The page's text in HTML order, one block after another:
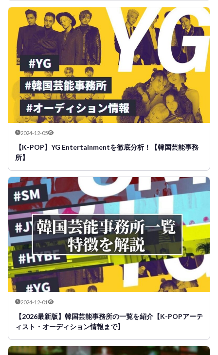
2024-12-05
【K-POP】YG Entertainmentを徹底分析！【韓国芸能事務
所】
2024-12-01
【2026最新版】韓国芸能事務所の一覧を紹介【K-POPアーテ
ィスト・オーディション情報まで】